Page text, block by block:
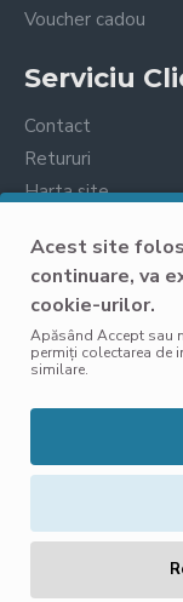
Acest site
continuare, va
cookie-urilor.
Apăsând Accept sau
permiți colectarea de
similare.
Voucher cadou
Serviciu
Contact
Retururi
Harta site